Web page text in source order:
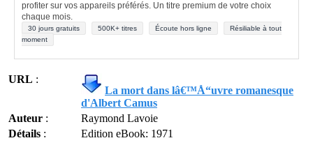
profiter sur vos appareils préférés. Un titre premium de votre choix
chaque mois.
30 jours gratuits 500K+ titres Écoute hors ligne
Résiliable à tout
moment
URL :
La mort dans lâ€™Å“uvre romanesque
d'Albert Camus
Auteur :
Raymond Lavoie
Détails : Edition eBook: 1971